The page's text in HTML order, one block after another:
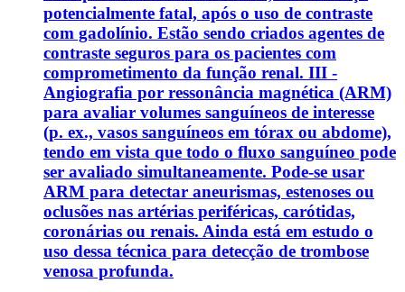
potencialmente fatal, após o uso de contraste
com gadolínio. Estão sendo criados agentes de
contraste seguros para os pacientes com
comprometimento da função renal. III -
Angiografia por ressonância magnética (ARM)
para avaliar volumes sanguíneos de interesse
(p. ex., vasos sanguíneos em tórax ou abdome),
tendo em vista que todo o fluxo sanguíneo pode
ser avaliado simultaneamente. Pode-se usar
ARM para detectar aneurismas, estenoses ou
oclusões nas artérias periféricas, carótidas,
coronárias ou renais. Ainda está em estudo o
uso dessa técnica para detecção de trombose
venosa profunda.